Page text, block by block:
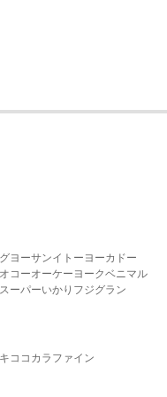
ヨーサンイトーヨーカドー
コーオーケー ヨークベニマル
ーパーいかり フジグラン
ココカラファイン